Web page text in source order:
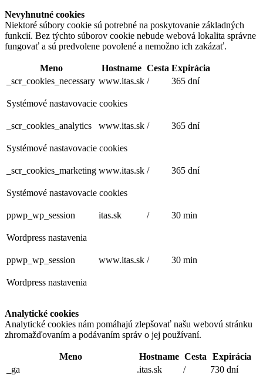
Nevyhnutné cookies
Niektoré súbory cookie sú potrebné na poskytovanie základných
funkcií. Bez týchto súborov cookie nebude webová lokalita správne
fungovať a sú predvolene povolené a nemožno ich zakázať.
Meno Hostname Cesta Expirácia
_scr_cookies_necessary www.itas.sk / 365 dní
Systémové nastavovacie cookies
_scr_cookies_analytics www.itas.sk / 365 dní
Systémové nastavovacie cookies
_scr_cookies_marketing www.itas.sk / 365 dní
Systémové nastavovacie cookies
ppwp_wp_session itas.sk / 30 min
Wordpress nastavenia
ppwp_wp_session www.itas.sk / 30 min
Wordpress nastavenia
Analytické cookies
Analytické cookies nám pomáhajú zlepšovať našu webovú stránku
zhromažďovaním a podávaním správ o jej používaní.
Meno Hostname Cesta
Expirácia
_ga
.itas.sk / 730 dní